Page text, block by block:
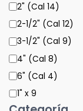
2" (Cal 14)
2-1/2" (Cal 12)
3-1/2" (Cal 9)
4" (Cal 8)
6" (Cal 4)
1" x 9